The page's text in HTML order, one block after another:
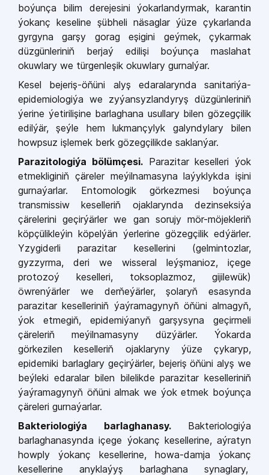
boýunça bilim derejesini ýokarlandyrmak, karantin
ýokanç keseline şübheli näsaglar ýüze çykarlanda
gyrgyna garşy gorag eşigini geýmek, çykarmak
düzgünleriniň berjaý edilişi boýunça maslahat
okuwlary we türgenleşik okuwlary gurnalýar.
Kesel bejeriş-öňüni alyş edaralarynda sanitariýa-
epidemiologiýa we zyýansyzlandyryş düzgünleriniň
ýerine ýetirilişine barlaghana usullary bilen gözegçilik
edilýär, şeýle hem lukmançylyk galyndylary bilen
howpsuz işlemek berk gözegçilikde saklanýar.
Parazitologiýa bölümçesi.Parazitar keselleri ýok
etmekliginiň çäreler meýilnamasyna laýyklykda işini
gurnaýarlar. Entomologik görkezmesi boýunça
transmissiw keselleriň ojaklarynda dezinseksiýa
çärelerini geçirýärler we gan sorujy mör-möjekleriň
köpçülikleýin köpelýän ýerlerine gözegçilik edýärler.
Yzygiderli parazitar kesellerini (gelmintozlar,
gyzzyrma, deri we wisseral leýşmanioz, içege
protozoý keselleri, toksoplazmoz, gijilewük)
öwrenýärler we derňeýärler, şolaryň esasynda
parazitar keselleriniň ýaýramagynyň öňüni almagyň,
ýok etmegiň, epidemiýanyň garşysyna geçirmeli
çäreleriň meýilnamasyny düzýärler. Ýokarda
görkezilen keselleriň ojaklaryny ýüze çykaryp,
epidemiki barlaglary geçirýärler, bejeriş öňüni alyş we
beýleki edaralar bilen bilelikde parazitar keselleriniň
ýaýramagynyň öňüni almak we ýok etmek boýunça
çäreleri gurnaýarlar.
Bakteriologiýa barlaghanasy.Bakteriologiýa
barlaghanasynda içege ýokanç kesellerine, aýratyn
howply ýokanç kesellerine, howa-damja ýokanç
kesellerine anyklaýyş barlaghana synaglary,